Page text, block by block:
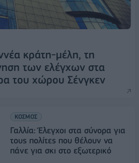
κράτη-μέλη, τη
των ελέγχων στα
του χώρου Σένγκεν
ΚΟΣΜΟΣ
Γαλλία: Έλεγχοι στα σύνορα για
τους πολίτες που θέλουν να
πάνε για σκι στο εξωτερικό